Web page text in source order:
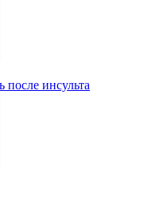
после инсульта